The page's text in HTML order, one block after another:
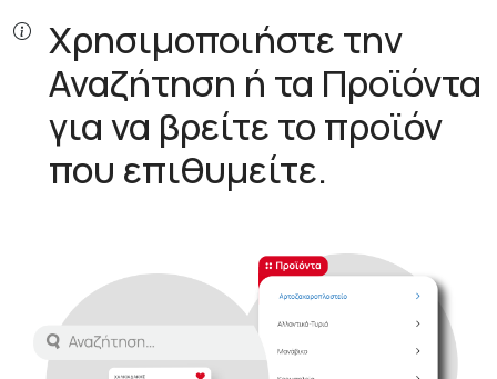
Χρησιμοποιήστε την
Αναζήτηση ή τα Προϊόντα
για να βρείτε το προϊόν
που επιθυμείτε.